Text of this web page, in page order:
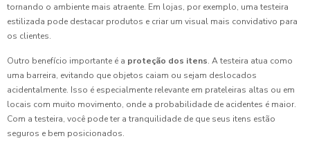
tornando o ambiente mais atraente. Em lojas, por exemplo, uma testeira
estilizada pode destacar produtos e criar um visual mais convidativo para
os clientes.
Outro benefício importante é a proteção dos itens. A testeira atua como
uma barreira, evitando que objetos caiam ou sejam deslocados
acidentalmente. Isso é especialmente relevante em prateleiras altas ou em
locais com muito movimento, onde a probabilidade de acidentes é maior.
Com a testeira, você pode ter a tranquilidade de que seus itens estão
seguros e bem posicionados.